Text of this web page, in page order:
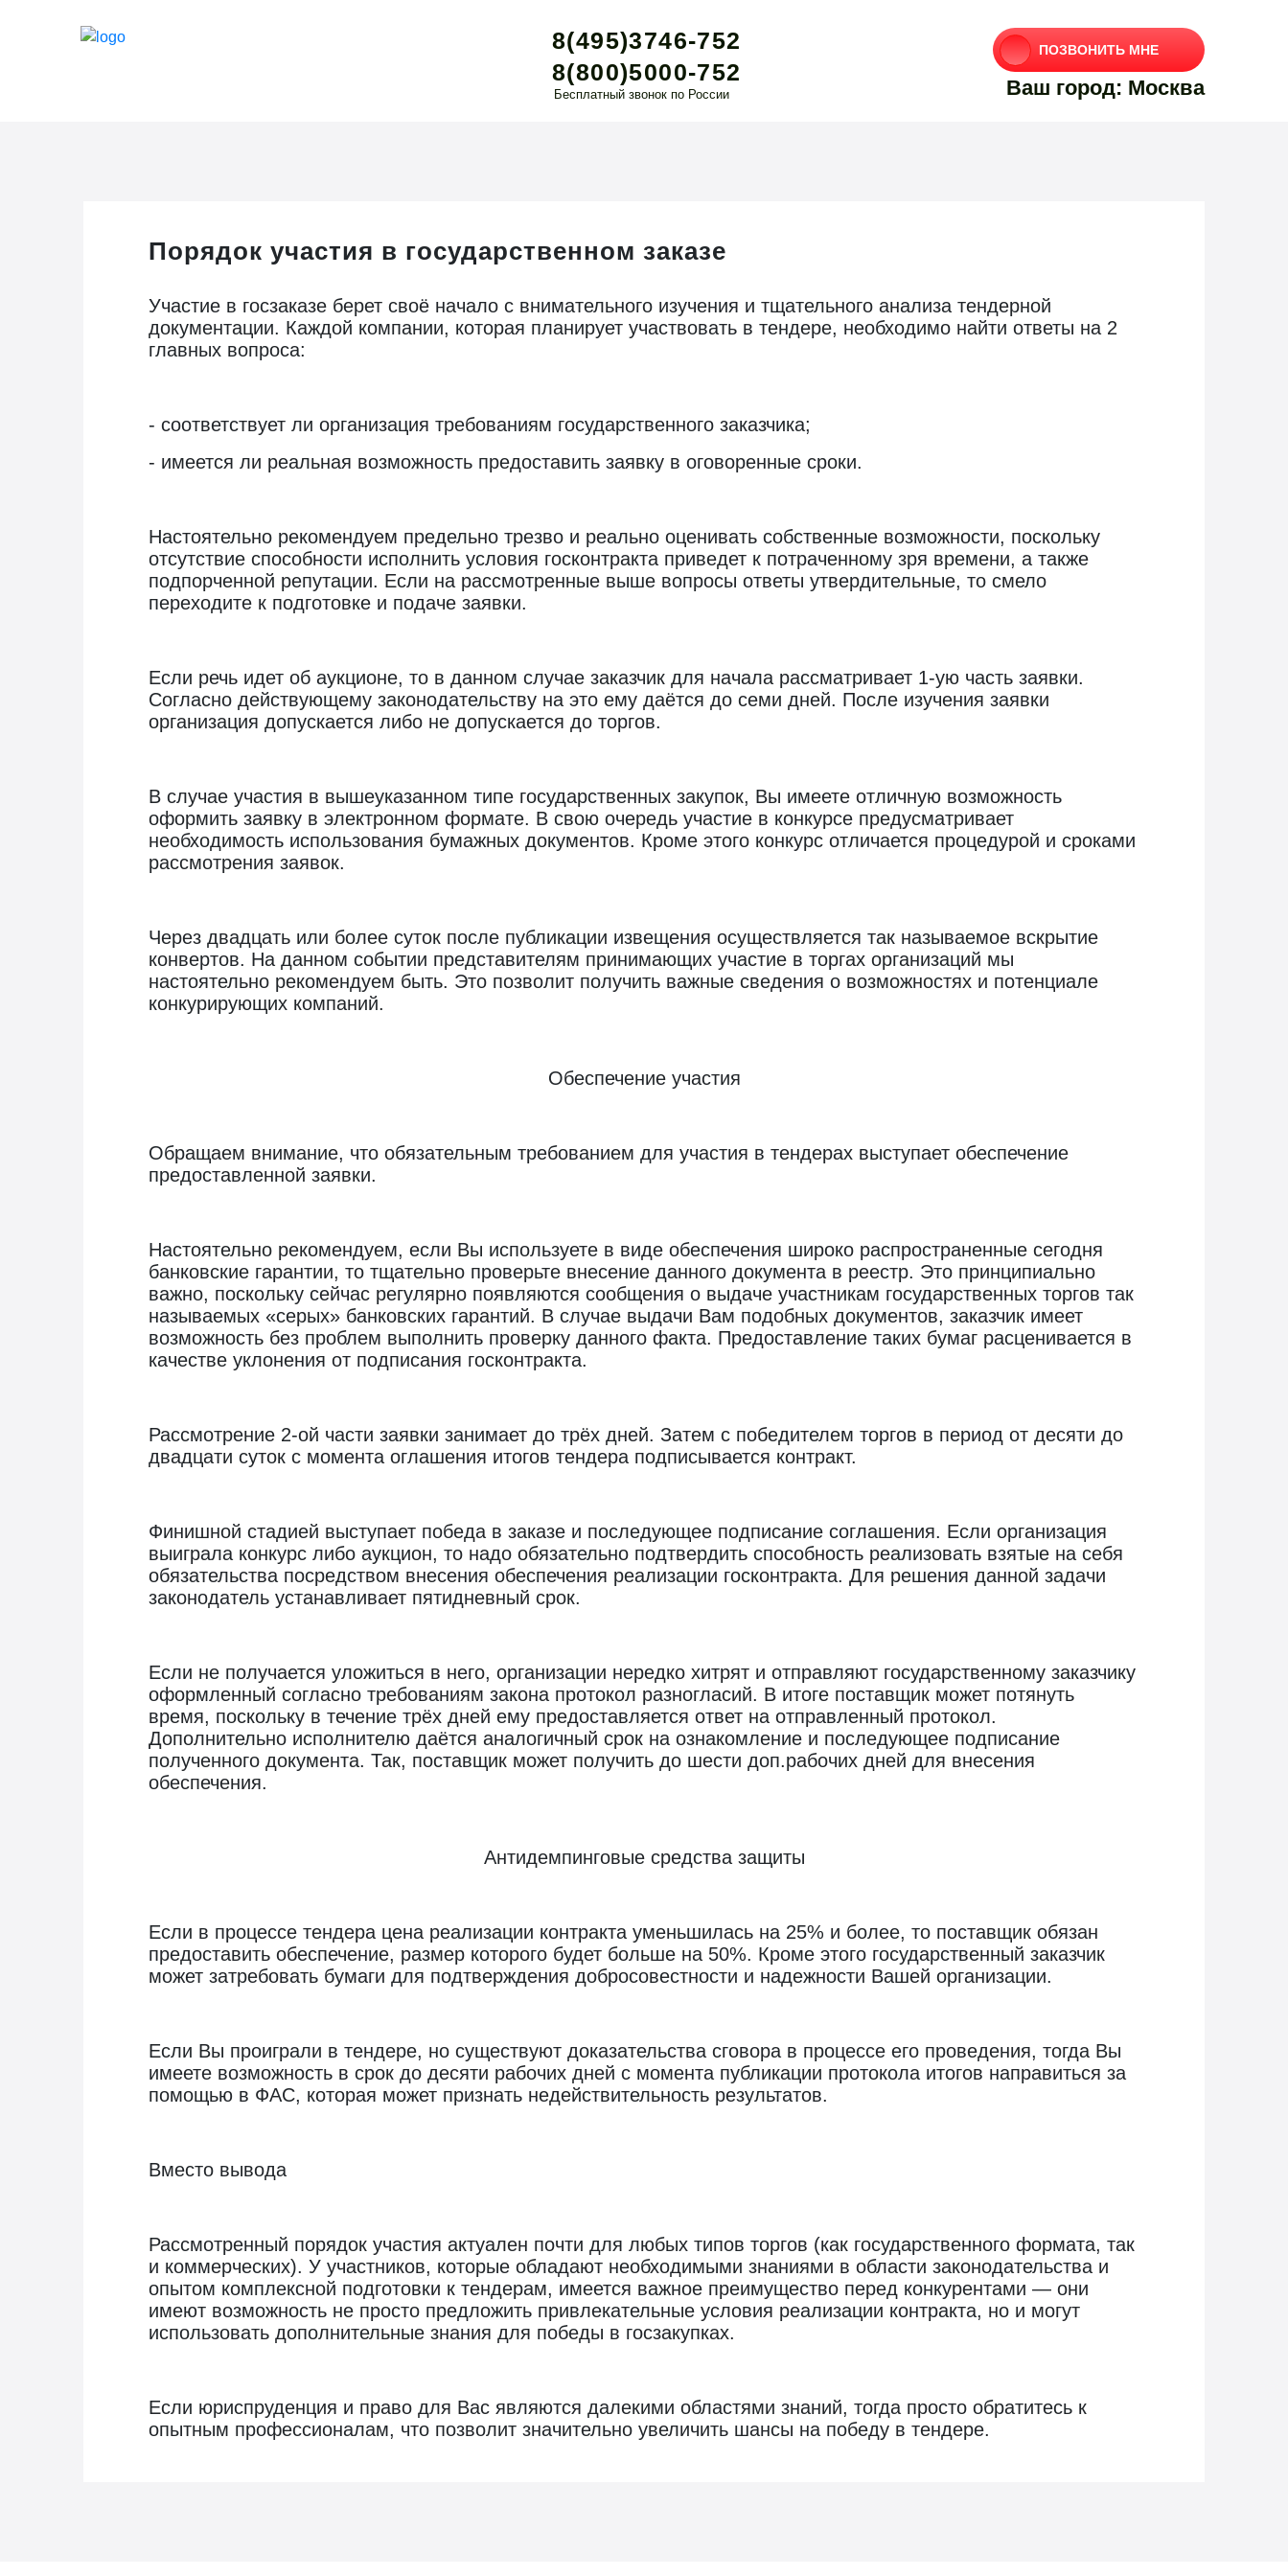
8(495)3746-752
8(800)5000-752
Бесплатный звонок по России
ПОЗВОНИТЬ МНЕ
Ваш город: Москва
Порядок участия в государственном заказе
Участие в госзаказе берет своё начало с внимательного изучения и тщательного анализа тендерной
документации. Каждой компании, которая планирует участвовать в тендере, необходимо найти ответы на 2
главных вопроса:
- соответствует ли организация требованиям государственного заказчика;
- имеется ли реальная возможность предоставить заявку в оговоренные сроки.
Настоятельно рекомендуем предельно трезво и реально оценивать собственные возможности, поскольку
отсутствие способности исполнить условия госконтракта приведет к потраченному зря времени, а также
подпорченной репутации. Если на рассмотренные выше вопросы ответы утвердительные, то смело
переходите к подготовке и подаче заявки.
Если речь идет об аукционе, то в данном случае заказчик для начала рассматривает 1-ую часть заявки.
Согласно действующему законодательству на это ему даётся до семи дней. После изучения заявки
организация допускается либо не допускается до торгов.
В случае участия в вышеуказанном типе государственных закупок, Вы имеете отличную возможность
оформить заявку в электронном формате. В свою очередь участие в конкурсе предусматривает
необходимость использования бумажных документов. Кроме этого конкурс отличается процедурой и сроками
рассмотрения заявок.
Через двадцать или более суток после публикации извещения осуществляется так называемое вскрытие
конвертов. На данном событии представителям принимающих участие в торгах организаций мы
настоятельно рекомендуем быть. Это позволит получить важные сведения о возможностях и потенциале
конкурирующих компаний.
Обеспечение участия
Обращаем внимание, что обязательным требованием для участия в тендерах выступает обеспечение
предоставленной заявки.
Настоятельно рекомендуем, если Вы используете в виде обеспечения широко распространенные сегодня
банковские гарантии, то тщательно проверьте внесение данного документа в реестр. Это принципиально
важно, поскольку сейчас регулярно появляются сообщения о выдаче участникам государственных торгов так
называемых «серых» банковских гарантий. В случае выдачи Вам подобных документов, заказчик имеет
возможность без проблем выполнить проверку данного факта. Предоставление таких бумаг расценивается в
качестве уклонения от подписания госконтракта.
Рассмотрение 2-ой части заявки занимает до трёх дней. Затем с победителем торгов в период от десяти до
двадцати суток с момента оглашения итогов тендера подписывается контракт.
Финишной стадией выступает победа в заказе и последующее подписание соглашения. Если организация
выиграла конкурс либо аукцион, то надо обязательно подтвердить способность реализовать взятые на себя
обязательства посредством внесения обеспечения реализации госконтракта. Для решения данной задачи
законодатель устанавливает пятидневный срок.
Если не получается уложиться в него, организации нередко хитрят и отправляют государственному заказчику
оформленный согласно требованиям закона протокол разногласий. В итоге поставщик может потянуть
время, поскольку в течение трёх дней ему предоставляется ответ на отправленный протокол.
Дополнительно исполнителю даётся аналогичный срок на ознакомление и последующее подписание
полученного документа. Так, поставщик может получить до шести доп.рабочих дней для внесения
обеспечения.
Антидемпинговые средства защиты
Если в процессе тендера цена реализации контракта уменьшилась на 25% и более, то поставщик обязан
предоставить обеспечение, размер которого будет больше на 50%. Кроме этого государственный заказчик
может затребовать бумаги для подтверждения добросовестности и надежности Вашей организации.
Если Вы проиграли в тендере, но существуют доказательства сговора в процессе его проведения, тогда Вы
имеете возможность в срок до десяти рабочих дней с момента публикации протокола итогов направиться за
помощью в ФАС, которая может признать недействительность результатов.
Вместо вывода
Рассмотренный порядок участия актуален почти для любых типов торгов (как государственного формата, так
и коммерческих). У участников, которые обладают необходимыми знаниями в области законодательства и
опытом комплексной подготовки к тендерам, имеется важное преимущество перед конкурентами — они
имеют возможность не просто предложить привлекательные условия реализации контракта, но и могут
использовать дополнительные знания для победы в госзакупках.
Если юриспруденция и право для Вас являются далекими областями знаний, тогда просто обратитесь к
опытным профессионалам, что позволит значительно увеличить шансы на победу в тендере.